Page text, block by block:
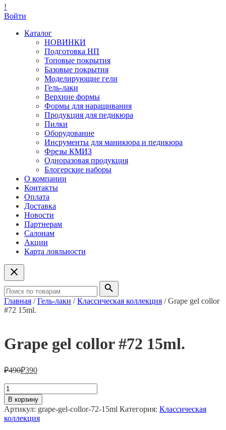
!
Войти
Каталог
НОВИНКИ
Подготовка НП
Топовые покрытия
Базовые покрытия
Моделирующие гели
Гель-лаки
Верхние формы
Формы для наращивания
Продукция для педикюра
Пилки
Оборудование
Инсрументы для маникюра и педикюра
Фрезы КМИЗ
Одноразовая продукция
Блогерские наборы
О компании
Контакты
Оплата
Доставка
Новости
Партнерам
Салонам
Акции
Карта лояльности
Главная /Гель-лаки /Классическая коллекция / Grape gel collor
#72 15ml.
Grape gel collor #72 15ml.
₽490₽390
Количество
товара
Grape
gel
collor
В корзину
Артикул: grape-gel-collor-72-15ml Категория: Классическая
коллекция